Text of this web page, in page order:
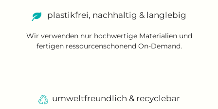
plastikfrei, nachhaltig & langlebig
Wir verwenden nur hochwertige Materialien und
fertigen ressourcenschonend On-Demand.
umweltfreundlich & recyclebar